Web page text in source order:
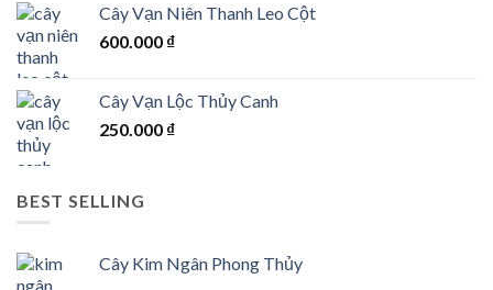
Cây Vạn Niên Thanh Leo Cột
600.000 ₫
Cây Vạn Lộc Thủy Canh
250.000 ₫
BEST SELLING
Cây Kim Ngân Phong Thủy